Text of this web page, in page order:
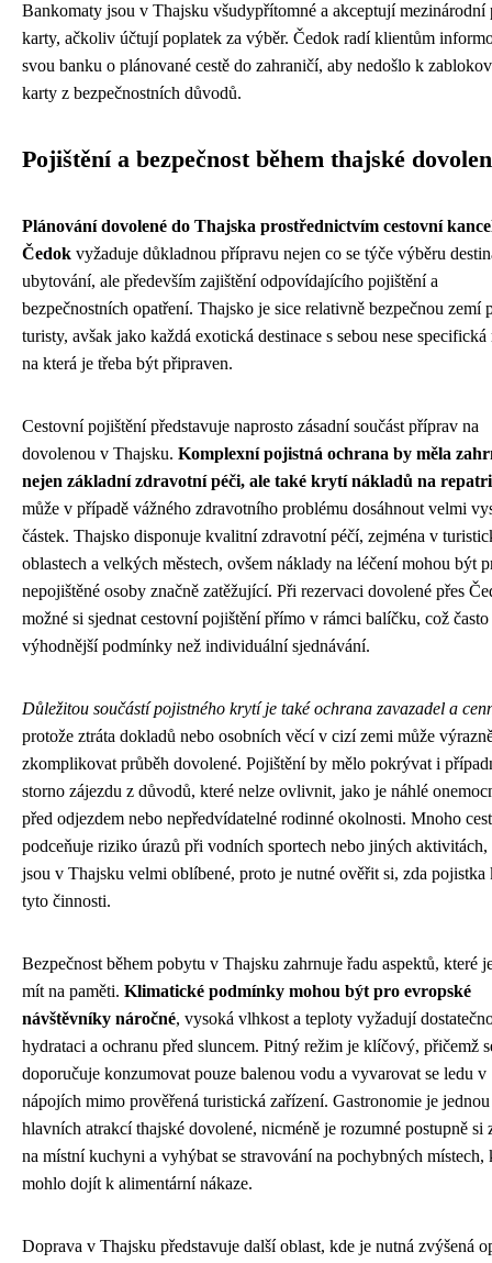
Bankomaty jsou v Thajsku všudypřítomné a akceptují mezinárodní
karty, ačkoliv účtují poplatek za výběr. Čedok radí klientům
svou banku o plánované cestě do zahraničí, aby nedošlo k
karty z bezpečnostních důvodů.
Pojištění a bezpečnost během thajské
Plánování dovolené do Thajska prostřednictvím cestovní
Čedok vyžaduje důkladnou přípravu nejen co se týče výběru
ubytování, ale především zajištění odpovídajícího pojištění a
bezpečnostních opatření. Thajsko je sice relativně bezpečnou zemí
turisty, avšak jako každá exotická destinace s sebou nese
na která je třeba být připraven.
Cestovní pojištění představuje naprosto zásadní součást příprav na
dovolenou v Thajsku. Komplexní pojistná ochrana by měla
nejen základní zdravotní péči, ale také krytí nákladů na
může v případě vážného zdravotního problému dosáhnout velmi
částek. Thajsko disponuje kvalitní zdravotní péčí, zejména v
oblastech a velkých městech, ovšem náklady na léčení mohou být
nepojiště­né osoby značně zatěžující. Při rezervaci dovolené přes
možné si sjednat cestovní pojištění přímo v rámci balíčku, což
výhodnější podmínky než individuální sjednávání.
Důležitou součástí pojistného krytí je také ochrana zavazadel a
protože ztráta dokladů nebo osobních věcí v cizí zemi může
zkomplikovat průběh dovolené. Pojištění by mělo pokrývat i
storno zájezdu z důvodů, které nelze ovlivnit, jako je náhlé
před odjezdem nebo nepředvídatelné rodinné okolnosti. Mnoho
podceňuje riziko úrazů při vodních sportech nebo jiných aktivitách,
jsou v Thajsku velmi oblíbené, proto je nutné ověřit si, zda pojistka
tyto činnosti.
Bezpečnost během pobytu v Thajsku zahrnuje řadu aspektů, které
mít na paměti. Klimatické podmínky mohou být pro evropské
návštěvníky náročné, vysoká vlhkost a teploty vyžadují
hydrataci a ochranu před sluncem. Pitný režim je klíčový, přičemž
doporučuje konzumovat pouze balenou vodu a vyvarovat se ledu v
nápojích mimo prověřená turistická zařízení. Gastronomie je
hlavních atrakcí thajské dovolené, nicméně je rozumné postupně si
na místní kuchyni a vyhýbat se stravování na pochybných místech,
mohlo dojít k alimentární nákaze.
Doprava v Thajsku představuje další oblast, kde je nutná zvýšená